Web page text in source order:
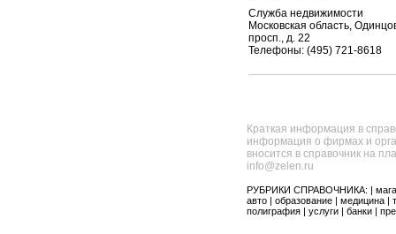
Служба недвижимости
Московская область,
просп., д. 22
Телефоны: (495) 721-8618
Краткая информация в
информация о фирмах и
вносится в справочник на
info@zelen.ru
РУБРИКИ СПРАВОЧНИКА: |
авто
образование медицина
полиграфия
услуги банки